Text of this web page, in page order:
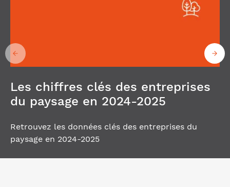
Les chiffres clés des entreprises
du paysage en 2024-2025
Retrouvez les données clés des entreprises du
paysage en 2024-2025